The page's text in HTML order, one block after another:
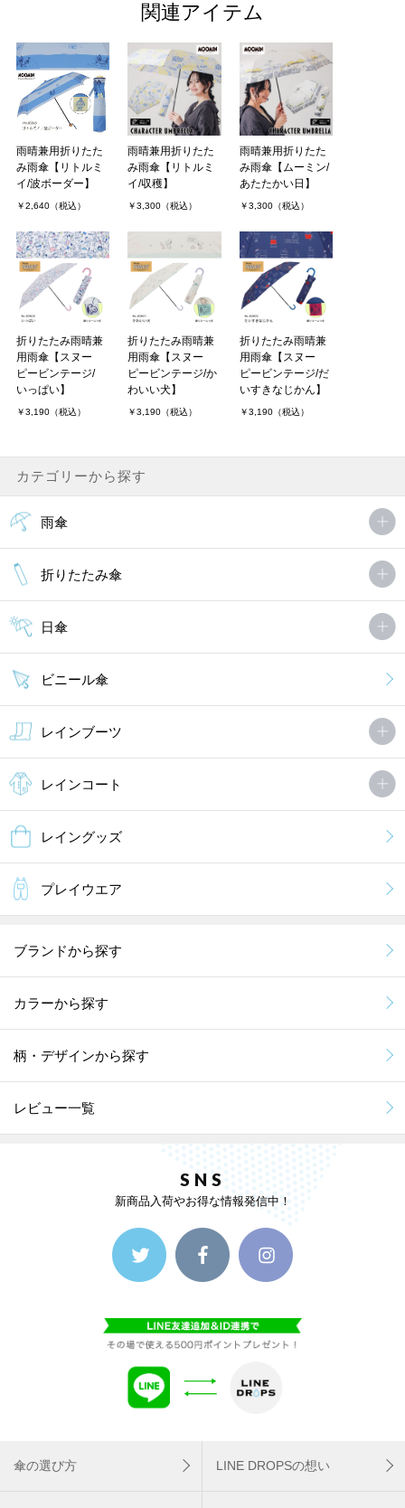
関連アイテム
雨晴兼用折りたた
み雨傘【リトルミ
イ/波ボーダー】
￥2,640（税込）
雨晴兼用折りたた
み雨傘【リトルミ
イ/収穫】
￥3,300（税込）
雨晴兼用折りたた
み雨傘【ムーミン/
あたたかい日】
￥3,300（税込）
折りたたみ雨晴兼
用雨傘【スヌー
ピービンテージ/
いっぱい】
￥3,190（税込）
折りたたみ雨晴兼
用雨傘【スヌー
ピービンテージ/か
わいい犬】
￥3,190（税込）
折りたたみ雨晴兼
用雨傘【スヌー
ピービンテージ/だ
いすきなじかん】
￥3,190（税込）
カテゴリーから探す
雨傘
折りたたみ傘
日傘
ビニール傘
レインブーツ
レインコート
レイングッズ
プレイウエア
ブランドから探す
カラーから探す
柄・デザインから探す
レビュー一覧
SNS
新商品入荷やお得な情報発信中！
傘の選び方 LINE DROPSの想い